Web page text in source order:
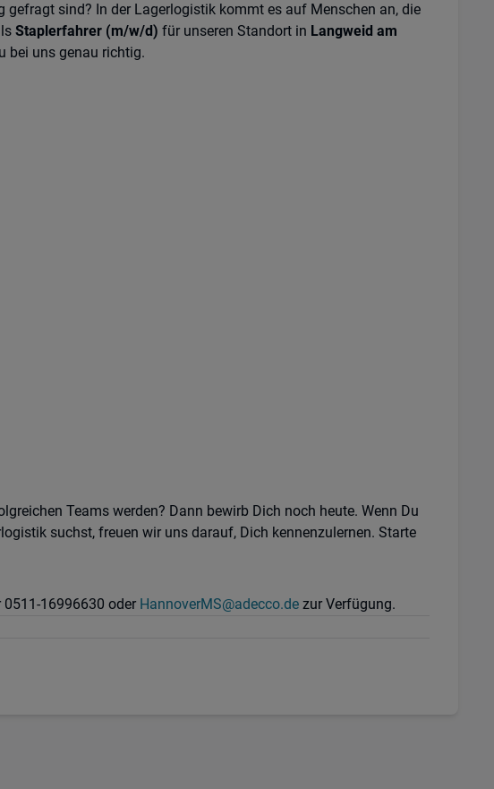
sind? In der Lagerlogistik kommt es auf Menschen an, die
Staplerfahrer (m/w/d) für unseren Standort in Langweid am
bei uns genau richtig.
Teams werden? Dann bewirb Dich noch heute. Wenn Du
suchst, freuen wir uns darauf, Dich kennenzulernen. Starte
16996630 oder HannoverMS@adecco.de zur Verfügung.